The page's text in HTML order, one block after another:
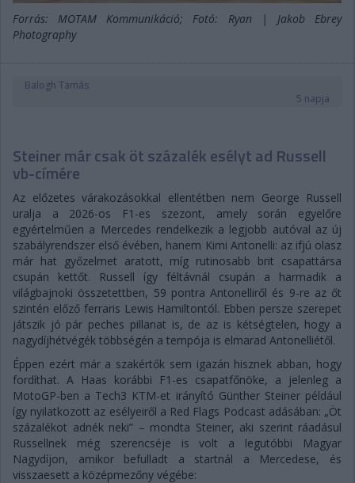
Forrás: MOTAM Kommunikáció; Fotó: Ryan | Jakob Ebrey
Photography
Balogh Tamás
5 napja
Steiner már csak öt százalék esélyt ad Russell
vb-címére
Az előzetes várakozásokkal ellentétben nem George Russell
uralja a 2026-os F1-es szezont, amely során egyelőre
egyértelműen a Mercedes rendelkezik a legjobb autóval az új
szabályrendszer első évében, hanem Kimi Antonelli: az ifjú olasz
már hat győzelmet aratott, míg rutinosabb brit csapattársa
csupán kettőt. Russell így féltávnál csupán a harmadik a
világbajnoki összetettben, 59 pontra Antonelliről és 9-re az őt
szintén előző ferraris Lewis Hamiltontól. Ebben persze szerepet
játszik jó pár peches pillanat is, de az is kétségtelen, hogy a
nagydíjhétvégék többségén a tempója is elmarad Antonelliétől.
Éppen ezért már a szakértők sem igazán hisznek abban, hogy
fordíthat. A Haas korábbi F1-es csapatfőnöke, a jelenleg a
MotoGP-ben a Tech3 KTM-et irányító Günther Steiner például
így nyilatkozott az esélyeiről a Red Flags Podcast adásában: „Öt
százalékot adnék neki” – mondta Steiner, aki szerint ráadásul
Russellnek még szerencséje is volt a legutóbbi Magyar
Nagydíjon, amikor befulladt a startnál a Mercedese, és
visszaesett a középmezőny végébe: